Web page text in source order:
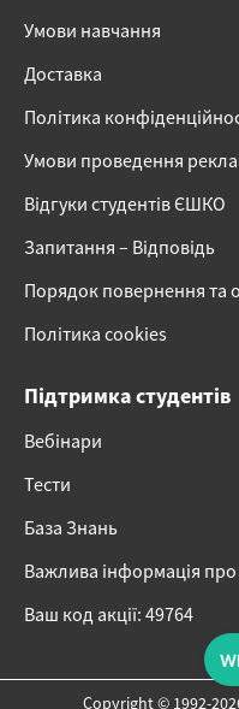
Умови навчання
Доставка
Політика
Умови проведення
Відгуки студентів ЄШКО
Запитання – Відповідь
Порядок повернення та
Політика cookies
Підтримка студентів
Вебінари
Тести
База Знань
Важлива інформація
Ваш код акції: 49764
Copyright © 1992-